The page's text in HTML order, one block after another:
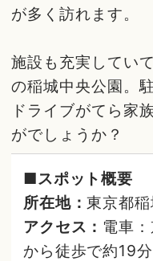
が多く訪れます。
施設も充実してい
の稲城中央公園。
ドライブがてら家
がでしょうか？
■スポット概要
所在地：東京都
アクセス： 電車
から徒歩で約19